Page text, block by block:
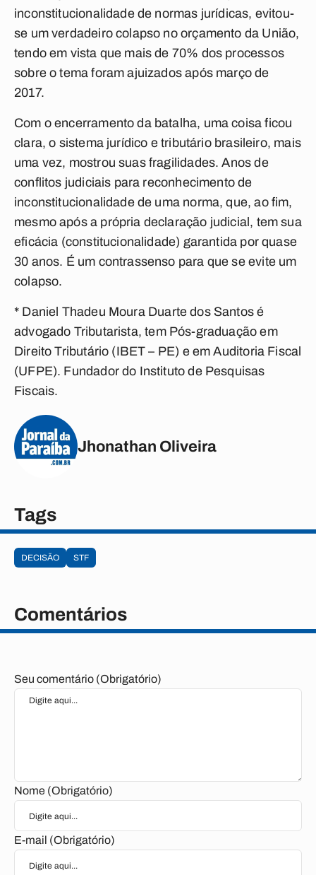
inconstitucionalidade de normas jurídicas, evitou-
se um verdadeiro colapso no orçamento da União,
tendo em vista que mais de 70% dos processos
sobre o tema foram ajuizados após março de
2017.
Com o encerramento da batalha, uma coisa ficou
clara, o sistema jurídico e tributário brasileiro, mais
uma vez, mostrou suas fragilidades. Anos de
conflitos judiciais para reconhecimento de
inconstitucionalidade de uma norma, que, ao fim,
mesmo após a própria declaração judicial, tem sua
eficácia (constitucionalidade) garantida por quase
30 anos. É um contrassenso para que se evite um
colapso.
* Daniel Thadeu Moura Duarte dos Santos é
advogado Tributarista, tem Pós-graduação em
Direito Tributário (IBET – PE) e em Auditoria Fiscal
(UFPE). Fundador do Instituto de Pesquisas
Fiscais.
Jhonathan Oliveira
Tags
DECISÃO STF
Comentários
Seu comentário (Obrigatório)
Nome (Obrigatório)
E-mail (Obrigatório)